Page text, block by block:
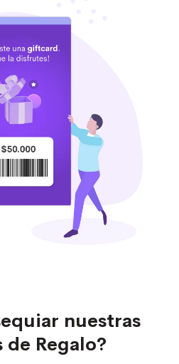
nuestras
de Regalo?